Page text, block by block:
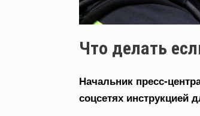
Что делать
Начальник пресс-
соцсетях инструкцией